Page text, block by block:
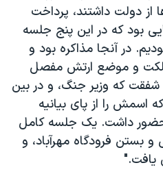
از دولت داشتند، پرداخت
بود که در این پنج جلسه
در آنجا مذاکره بود و
و موضع ارتش مفصل
که وزیر جنگ، و در بین
اسمش را از پای بیانیه
داشت. یک جلسه کامل
بستن فرودگاه مهرآباد، و
یافت."